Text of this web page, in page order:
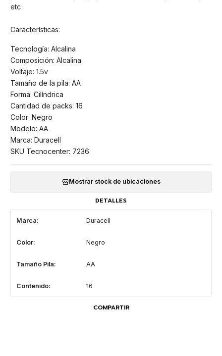
etc
Características:
Tecnología: Alcalina
Composición: Alcalina
Voltaje: 1.5v
Tamaño de la pila: AA
Forma: Cilíndrica
Cantidad de packs: 16
Color: Negro
Modelo: AA
Marca: Duracell
SKU Tecnocenter: 7236
Mostrar stock de ubicaciones
DETALLES
Marca: Duracell
Color: Negro
Tamaño Pila: AA
Contenido: 16
COMPARTIR